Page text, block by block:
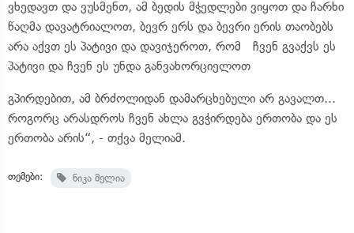
ვხედავთ და ვუსმენთ, ამ ბედის მჭედლები ვიყოთ და ჩარხი
წაღმა დავატრიალოთ, ბევრ ერს და ბევრი ერის თაობებს
არა აქვთ ეს პატივი და დავიჯეროთ, რომ ჩვენ გვაქვს ეს
პატივი და ჩვენ ეს უნდა განვახორციელოთ
გპირდებით, ამ ბრძოლიდან დამარცხებული არ გავალთ...
როგორც არასდროს ჩვენ ახლა გვჭირდება ერთობა და ეს
ერთობა არის“, - თქვა მელიამ.
თემები: ნიკა მელია